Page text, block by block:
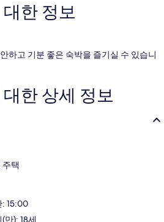
한 정보
하고 기분 좋은 숙박을 즐기실 수 있습니
한 상세 정보
택
: 15:00
만): 18세